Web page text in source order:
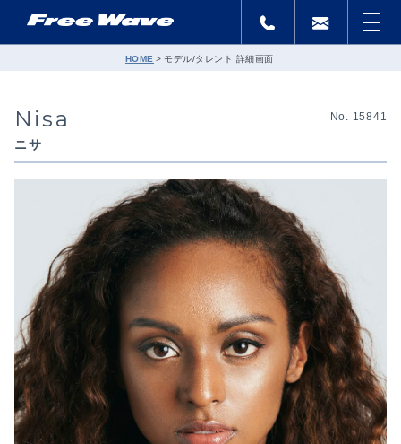
HOME モデル/タレント 詳細画面
Nisa
ニサ
No. 15841